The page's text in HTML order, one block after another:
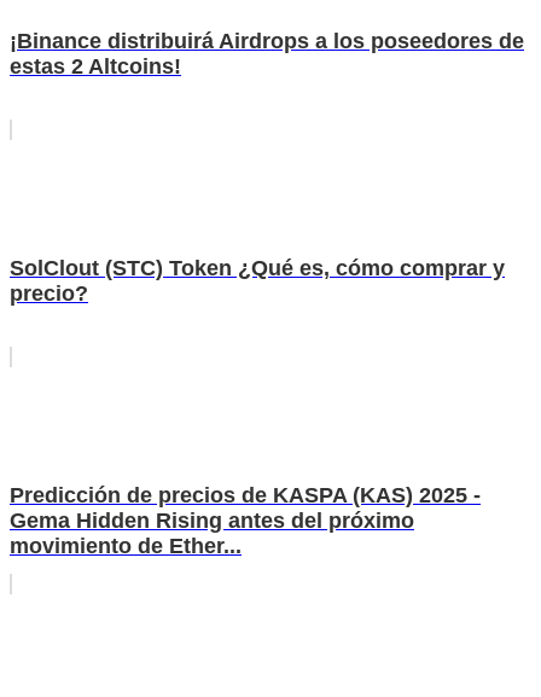
¡Binance distribuirá Airdrops a los poseedores de
estas 2 Altcoins!
SolClout (STC) Token ¿Qué es, cómo comprar y
precio?
Predicción de precios de KASPA (KAS) 2025 -
Gema Hidden Rising antes del próximo
movimiento de Ether...